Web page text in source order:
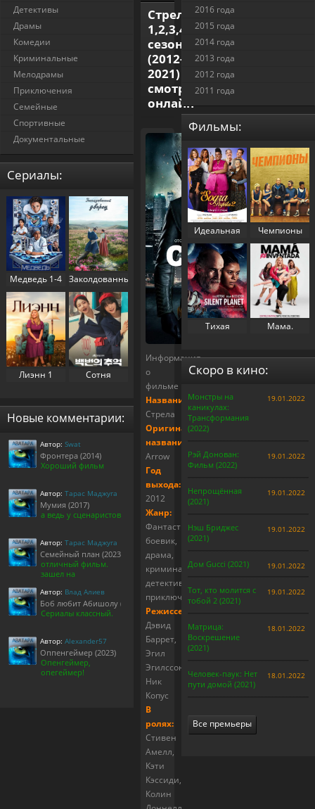
Стрела
1,2,3,4,5,6,7,8,9
сезон
(2012-
2021)
смотреть
онлайн
Информация
о
фильме
Название:
Стрела
Оригинальное
название:
Arrow
Год
выхода:
2012
Жанр:
Фантастика,
боевик,
драма,
криминал,
детектив,
приключения
Режиссер:
Дэвид
Баррет,
Эгил
Эгилссон,
Ник
Копус
В
ролях:
Стивен
Амелл,
Кэти
Кэссиди,
Колин
Детективы
Драмы
Комедии
Криминальные
Мелодрамы
Приключения
Семейные
Спортивные
Документальные
Cериалы:
Медведь 1-4
сезон (2022-
2025)
Заколдованный
дворец 1
сезон (2025)
Лиэнн 1
Сотня
номера 100 1
Новые комментарии:
Автор: Swat
Фронтера (2014)
Хороший фильм
Автор: Тарас Маджуга
Мумия (2017)
а ведь у сценаристов
Автор: Тарас Маджуга
Семейный план (2023)
отличный фильм.
зашел на
Автор: Влад Алиев
Боб любит Абишолу (1-5 сезон)
Сериалы классный.
Автор: Alexander57
Оппенгеймер (2023)
Опенгеймер,
опегеймер!
2016 года
2015 года
2014 года
2013 года
2012 года
2011 года
Фильмы:
Идеальная
свекровь 2
(2025)
Чемпионы
(2023)
Тихая
Мама.
Скоро в кино:
Монстры на
каникулах:
Трансформания
(2022)
19.01.2022
Рэй Донован:
Фильм (2022)
19.01.2022
Непрощённая
(2021)
19.01.2022
Нэш Бриджес
(2021)
19.01.2022
Дом Gucci (2021) 19.01.2022
Тот, кто молится с
тобой 2 (2021)
19.01.2022
Матрица:
Воскрешение
(2021)
18.01.2022
Человек-паук: Нет
пути домой (2021)
18.01.2022
Все премьеры